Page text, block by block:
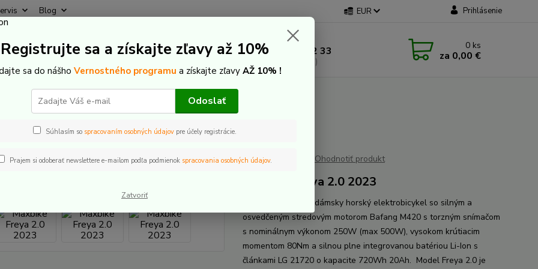
Blog EUR Prihlásenie
Hľadať
Rýchly kontakt
+421 907 20 22 33
(Po-Pia: 9:00-16:00)
0 ks
za 0,00 €
Elektrobicykle Pevné - hardtail Maxbike Freya 2.0 2023
Freya 2.0 2023
Ohodnotiť produkt
Maxbike Freya 2.0 2023
Model Freya 2.0 je dámsky horský elektrobicykel so silným a
osvedčeným stredovým motorom Bafang M420 s torzným snímačom
s nominálnym výkonom 250W (max 500W), vysokom krútiacim
momentom 80Nm a silnou plne integrovanou batériou Li-Ion s
článkami LG 21720 o kapacite 720Wh 20Ah. Model Freya 2.0 je
Registrujte sa a získajte zľavy až 10%
sa do nášho Vernostného programu a získajte zľavy AŽ 10% !
Odoslať
Súhlasím so spracovaním osobných údajovpre účely registrácie.
Prajem si odoberať newslettere e-mailom podľa podmienok spracovania osobných údajov.
Zatvoriť